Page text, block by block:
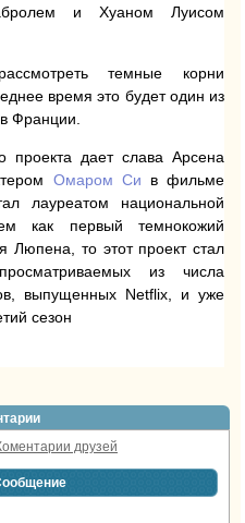
и Хуаном Луисом
темные корни
время это будет один из
Франции.
проекта дает слава Арсена
Омаром Си в фильме
лауреатом национальной
как первый темнокожий
Люпена, то этот проект стал
из числа
выпущенных Netflix, и уже
сезон
друзей